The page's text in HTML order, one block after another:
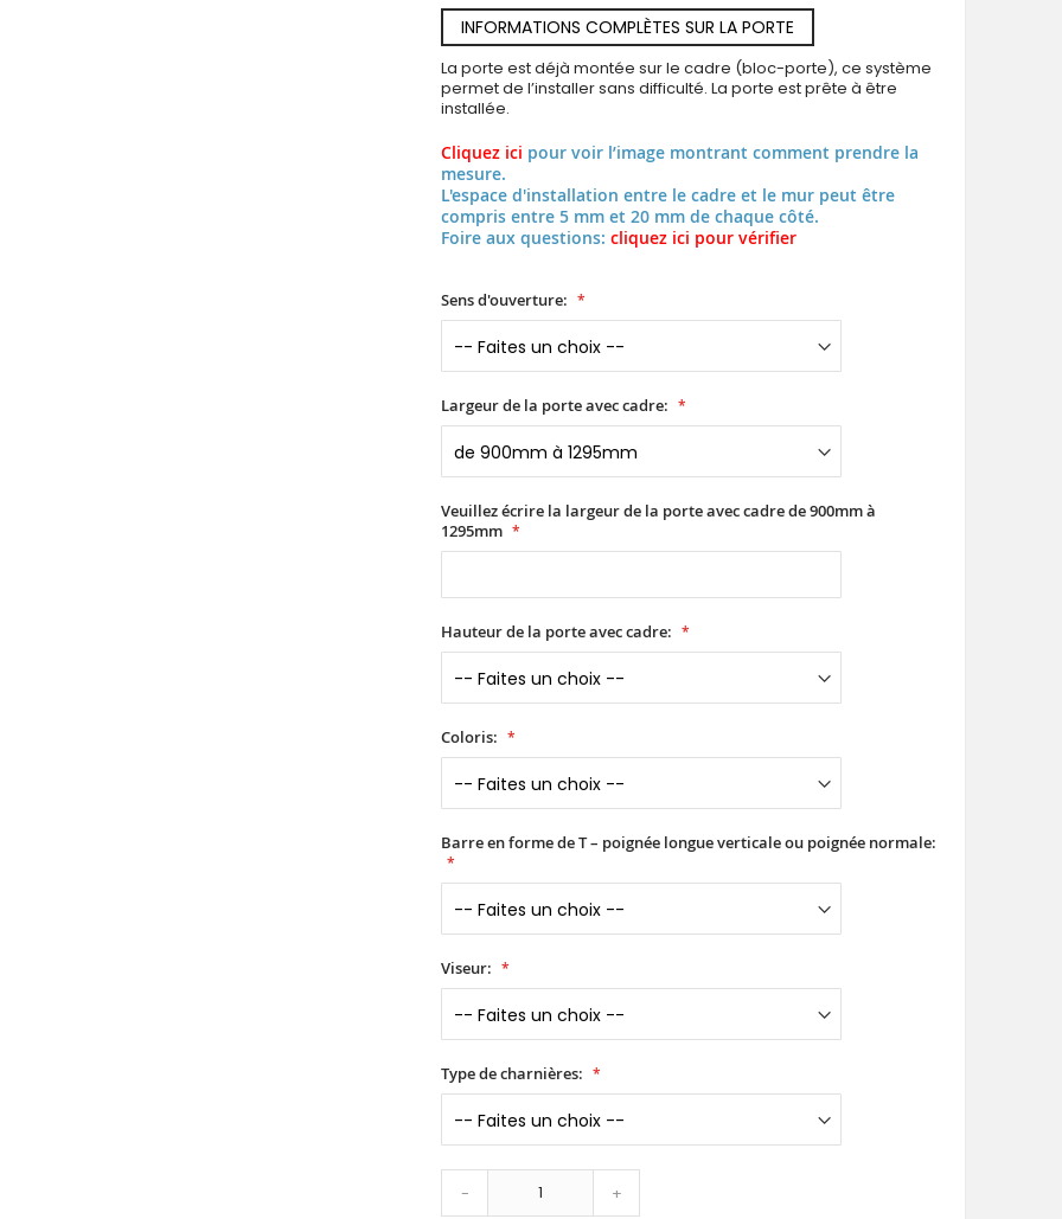
INFORMATIONS COMPLÈTES SUR LA PORTE
La porte est déjà montée sur le cadre (bloc-porte), ce système
permet de l’installer sans difficulté. La porte est prête à être
installée.
Cliquez ici pour voir l’image montrant comment prendre la
mesure.
L'espace d'installation entre le cadre et le mur peut être
compris entre 5 mm et 20 mm de chaque côté.
Foire aux questions:cliquez ici pour vérifier
Sens d'ouverture:
Largeur de la porte avec cadre:
Veuillez écrire la largeur de la porte avec cadre de 900mm à
1295mm
Hauteur de la porte avec cadre:
Coloris:
Barre en forme de T – poignée longue verticale ou poignée normale:
Viseur:
Type de charnières:
- +